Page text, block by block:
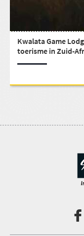
Kwalata Game Lodge:
toerisme in Zuid-